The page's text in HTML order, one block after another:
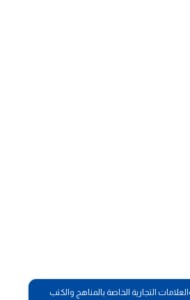
التجارية الخاصة بالمناهج والكتب